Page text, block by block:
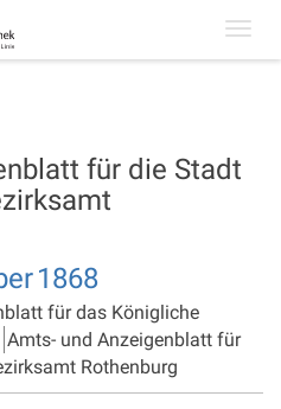
für die Stadt
1868
für das Königliche
Amts- und Anzeigenblatt für
Rothenburg